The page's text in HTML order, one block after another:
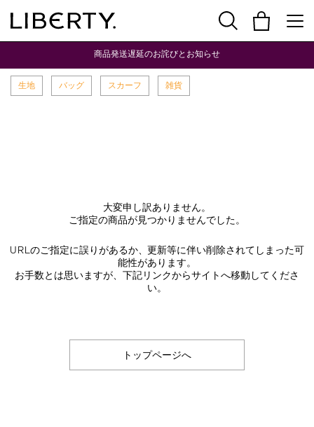
商品発送遅延のお詫びとお知らせ
生地 バッグ スカーフ 雑貨
大変申し訳ありません。
ご指定の商品が見つかりませんでした。
URLのご指定に誤りがあるか、更新等に伴い削除されてしまった可
能性があります。
お手数とは思いますが、下記リンクからサイトへ移動してくださ
い。
トップページへ